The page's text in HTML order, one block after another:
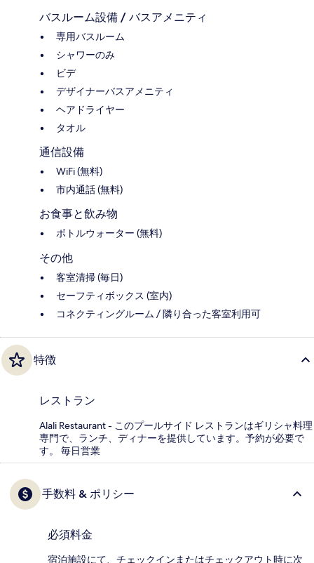
バスルーム設備 / バスアメニティ
専用バスルーム
シャワーのみ
ビデ
デザイナーバスアメニティ
ヘアドライヤー
タオル
通信設備
WiFi (無料)
市内通話 (無料)
お食事と飲み物
ボトルウォーター (無料)
その他
客室清掃 (毎日)
セーフティボックス (室内)
コネクティングルーム / 隣り合った客室利用可
特徴
レストラン
Alali Restaurant - このプールサイド レストランはギリシャ料理
専門で、ランチ、ディナーを提供しています。予約が必要で
す。 毎日営業
手数料 & ポリシー
必須料金
宿泊施設にて、チェックインまたはチェックアウト時に次